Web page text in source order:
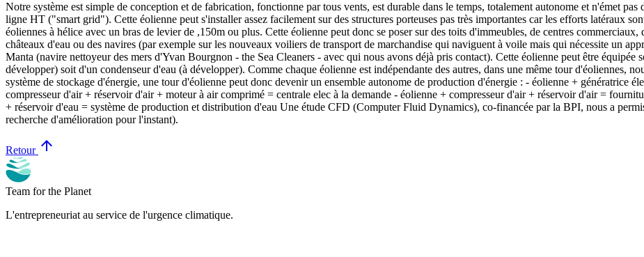
Notre système est simple de conception et de fabrication, fonctionne par tous vents, est durable dans le temps, totalement autonome et n'émet
ligne HT ("smart grid"). Cette éolienne peut s'installer assez facilement sur des structures porteuses pas très importantes car les efforts latéraux
éoliennes à hélice avec un bras de levier de ,150m ou plus. Cette éolienne peut donc se poser sur des toits d'immeubles, de centres
châteaux d'eau ou des navires (par exemple sur les nouveaux voiliers de transport de marchandise qui naviguent à voile mais qui nécessite un
Manta (navire nettoyeur des mers d'Yvan Bourgnon - the Sea Cleaners - avec qui nous avons déjà pris contact). Cette éolienne peut être équipée
développer) soit d'un condenseur d'eau (à développer). Comme chaque éolienne est indépendante des autres, dans une même tour d'éoliennes,
système de stockage d'énergie, une tour d'éolienne peut donc devenir un ensemble autonome de production d'énergie : - éolienne + génératrice
compresseur d'air + réservoir d'air + moteur à air comprimé = centrale elec à la demande - éolienne + compresseur d'air + réservoir d'air =
+ réservoir d'eau = système de production et distribution d'eau Une étude CFD (Computer Fluid Dynamics), co-financée par la BPI, nous a
recherche d'amélioration pour l'instant).
Retour arrow_upward
Team for the Planet
L'entrepreneuriat au service de l'urgence climatique.